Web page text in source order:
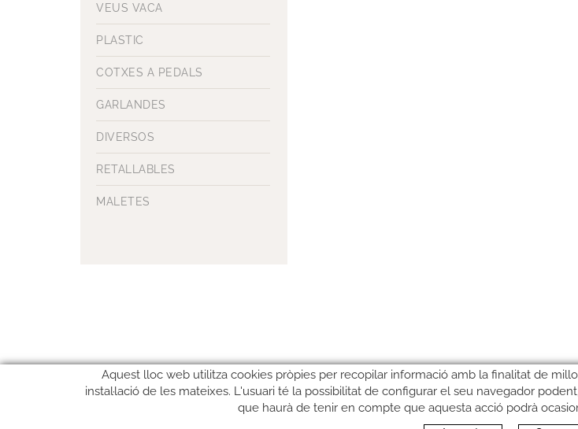
VEUS VACA
PLASTIC
COTXES A PEDALS
GARLANDES
DIVERSOS
RETALLABLES
MALETES
Aquest lloc web utilitza cookies pròpies per recopilar informació amb la finalitat de
instal·lació de les mateixes. L'usuari té la possibilitat de configurar el seu navegador
que haurà de tenir en compte que aquesta acció podrà